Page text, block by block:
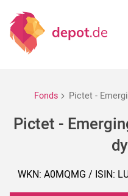
Fonds Pictet -
Pictet -
WKN: A0MQMG / ISIN: